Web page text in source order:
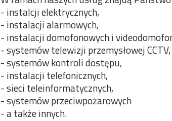
- instalcji elektrycznych,
- instalacji alarmowych,
- instalacji domofonowych i
- systemów telewizji przemysłowej CCTV,
- systemów kontroli dostępu,
- instalacji telefonicznych,
- sieci teleinformatycznych,
- systemów przeciwpożarowych
- a także innych.